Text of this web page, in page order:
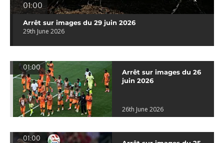
01:00
Arrêt sur images du 29 juin 2026
29th June 2026
01:00
Arrêt sur images du 26
juin 2026
26th June 2026
01:00